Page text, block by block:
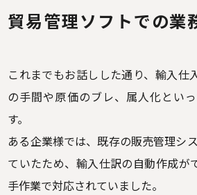
貿易管理ソフトでの業
これまでもお話しした通り、輸入仕
の手間や原価のブレ、属人化とい
す。
ある企業様では、既存の販売管理シ
ていたため、輸入仕訳の自動作成が
手作業で対応されていました。